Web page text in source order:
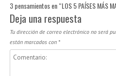
3 pensamientos en “LOS 5 PAÍSES MÁS
Deja una respuesta
Tu dirección de correo electrónico no será
están marcados con *